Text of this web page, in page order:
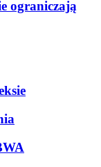
ograniczają